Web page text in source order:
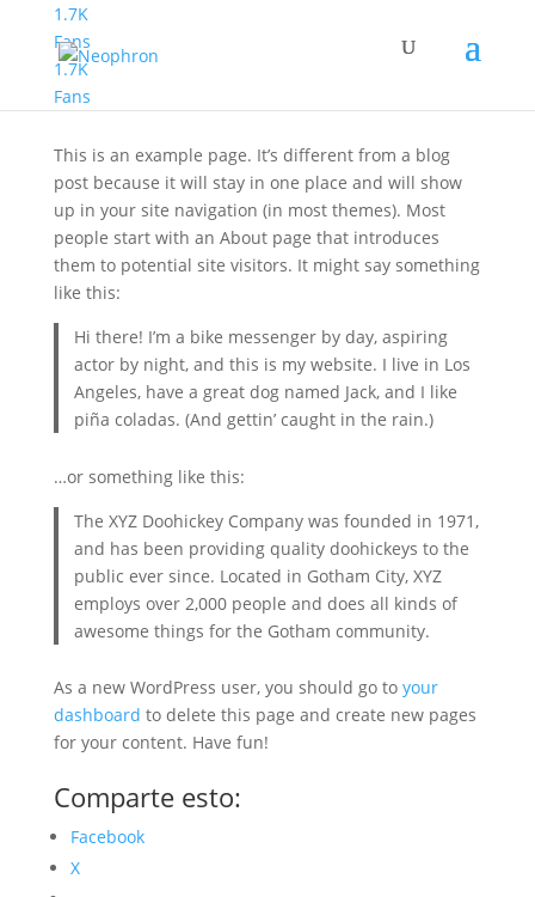
1.7K
Fans
1.7K
Fans
Sample Page
This is an example page. It’s different from a blog
post because it will stay in one place and will show
up in your site navigation (in most themes). Most
people start with an About page that introduces
them to potential site visitors. It might say something
like this:
Hi there! I’m a bike messenger by day, aspiring
actor by night, and this is my website. I live in Los
Angeles, have a great dog named Jack, and I like
piña coladas. (And gettin’ caught in the rain.)
…or something like this:
The XYZ Doohickey Company was founded in 1971,
and has been providing quality doohickeys to the
public ever since. Located in Gotham City, XYZ
employs over 2,000 people and does all kinds of
awesome things for the Gotham community.
As a new WordPress user, you should go to your
dashboard to delete this page and create new pages
for your content. Have fun!
Comparte esto:
Facebook
X